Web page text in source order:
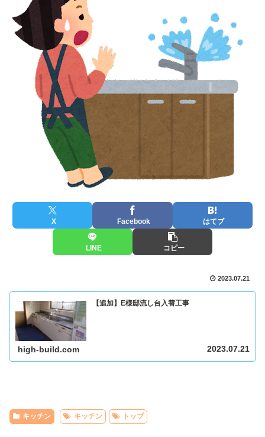
X Facebook はてブ
LINE コピー
2023.07.21
【追加】E様邸流し台入替工事
high-build.com 2023.07.21
キッチン キッチン トップ